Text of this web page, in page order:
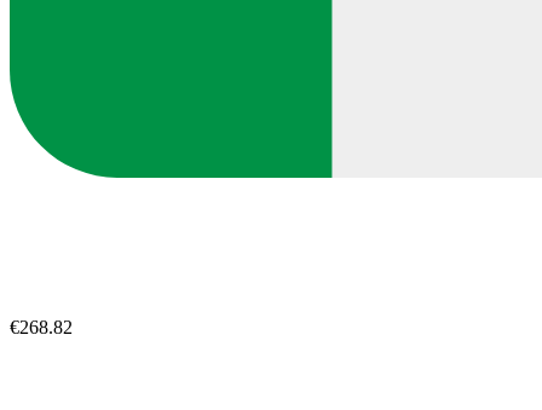
€268.82